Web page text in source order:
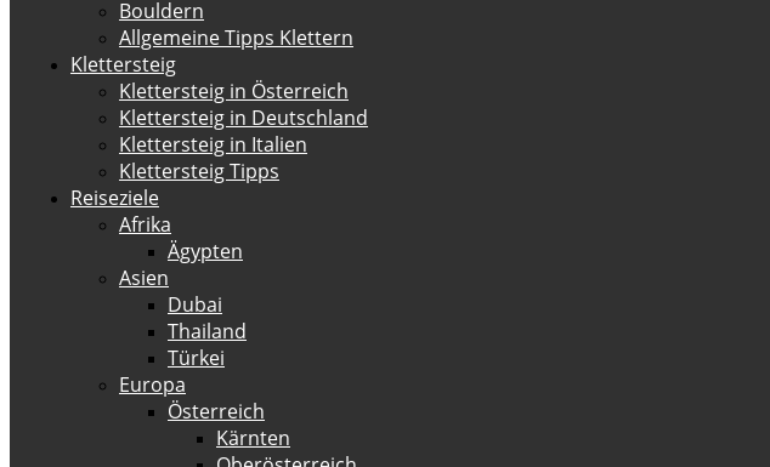
Bouldern
Allgemeine Tipps Klettern
Klettersteig
Klettersteig in Österreich
Klettersteig in Deutschland
Klettersteig in Italien
Klettersteig Tipps
Reiseziele
Afrika
Ägypten
Asien
Dubai
Thailand
Türkei
Europa
Österreich
Kärnten